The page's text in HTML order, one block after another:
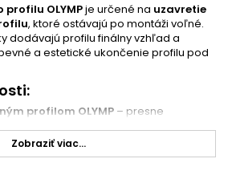
OLYMPje určené na uzavretie
, ktoré ostávajú po montáži voľné.
dodávajú profilu finálny vzhľad a
a estetické ukončenie profilu pod
profilom OLYMP – presne
– vysoká presnosť spojov
po spojení
Zobraziť viac...